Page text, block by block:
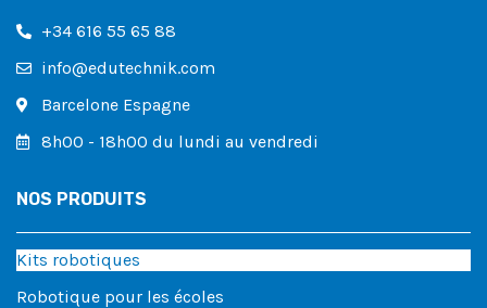
+34 616 55 65 88
info@edutechnik.com
Barcelone Espagne
8h00 - 18h00 du lundi au vendredi
NOS PRODUITS
Kits robotiques
Robotique pour les écoles